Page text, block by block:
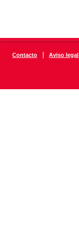
Contacto | Aviso legal